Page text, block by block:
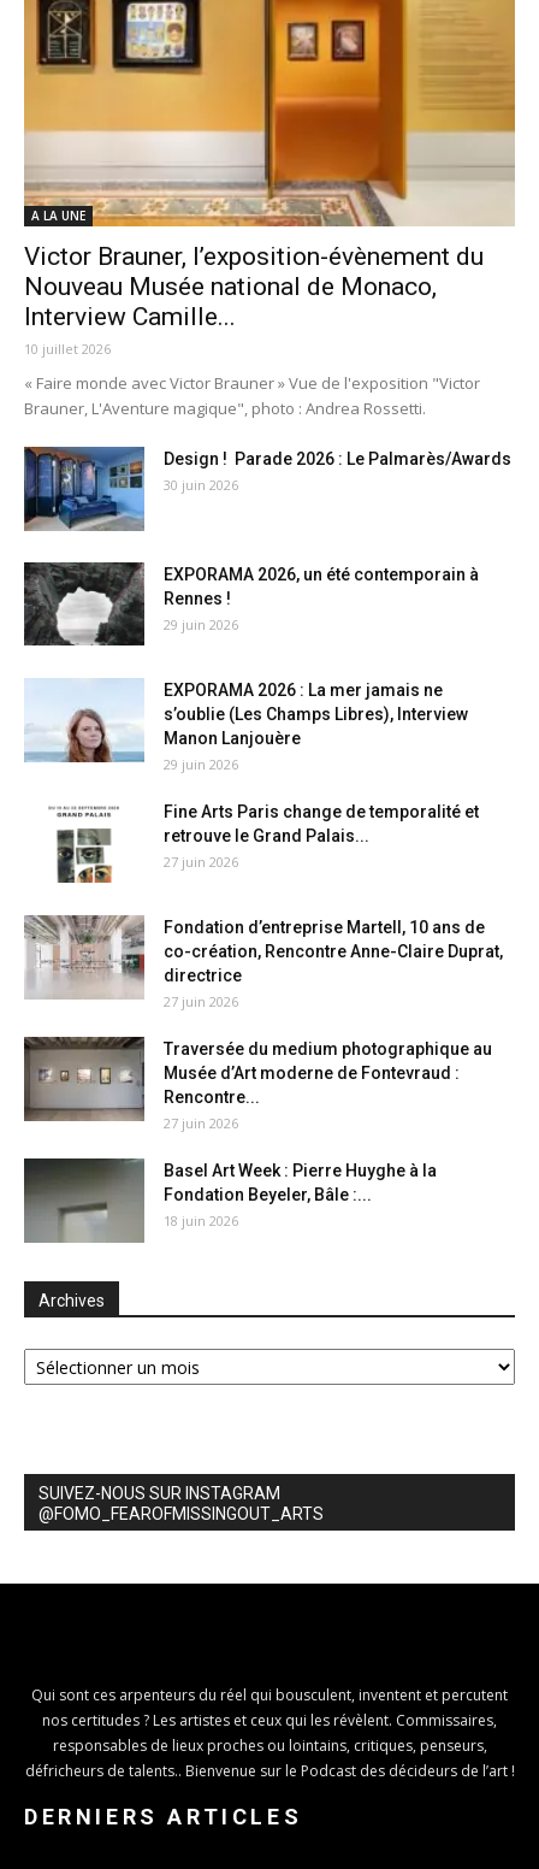
A LA UNE
Victor Brauner, l’exposition-évènement du
Nouveau Musée national de Monaco,
Interview Camille...
10 juillet 2026
« Faire monde avec Victor Brauner » Vue de l'exposition "Victor
Brauner, L'Aventure magique", photo : Andrea Rossetti.
Design ! Parade 2026 : Le Palmarès/Awards
30 juin 2026
EXPORAMA 2026, un été contemporain à
Rennes !
29 juin 2026
EXPORAMA 2026 : La mer jamais ne
s’oublie (Les Champs Libres), Interview
Manon Lanjouère
29 juin 2026
Fine Arts Paris change de temporalité et
retrouve le Grand Palais...
27 juin 2026
Fondation d’entreprise Martell, 10 ans de
co-création, Rencontre Anne-Claire Duprat,
directrice
27 juin 2026
Traversée du medium photographique au
Musée d’Art moderne de Fontevraud :
Rencontre...
27 juin 2026
Basel Art Week : Pierre Huyghe à la
Fondation Beyeler, Bâle :...
18 juin 2026
Archives
Archives
SUIVEZ-NOUS SUR INSTAGRAM
@FOMO_FEAROFMISSINGOUT_ARTS
Qui sont ces arpenteurs du réel qui bousculent, inventent et percutent
nos certitudes ? Les artistes et ceux qui les révèlent. Commissaires,
responsables de lieux proches ou lointains, critiques, penseurs,
défricheurs de talents.. Bienvenue sur le Podcast des décideurs de l’art !
DERNIERS ARTICLES